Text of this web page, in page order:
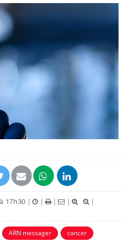
17h30 | | | |
|
ARN messager cancer